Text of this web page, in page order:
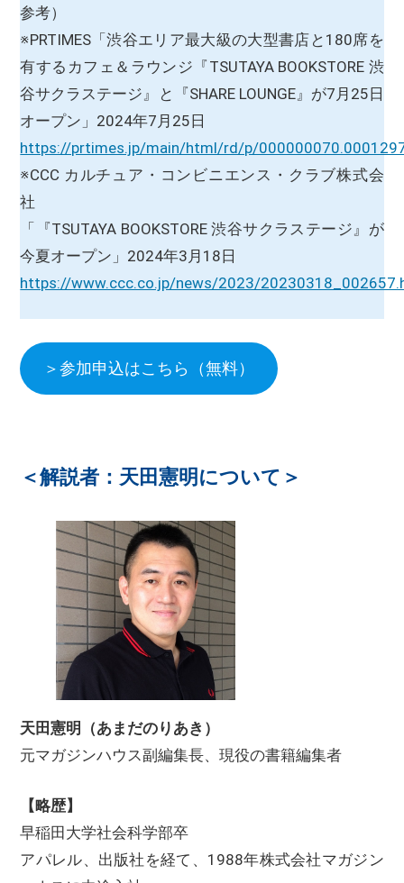
参考）
※PRTIMES「渋谷エリア最大級の大型書店と180席を
有するカフェ＆ラウンジ『TSUTAYA BOOKSTORE 渋
谷サクラステージ』と『SHARE LOUNGE』が7月25日
オープン」2024年7月25日
https://prtimes.jp/main/html/rd/p/
※CCC カルチュア・コンビニエンス・クラブ株式会
社
「『TSUTAYA BOOKSTORE 渋谷サクラステージ』が
今夏オープン」2024年3月18日
https://www.ccc.co.jp/news/2023/
＞参加申込はこちら（無料）
＜解説者：天田憲明について＞
天田憲明（あまだのりあき）
元マガジンハウス副編集長、現役の書籍編集者
【略歴】
早稲田大学社会科学部卒
アパレル、出版社を経て、1988年株式会社マガジン